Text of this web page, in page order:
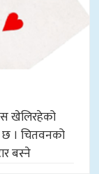
खेलिरहेको
छ । चितवनको
बस्ने